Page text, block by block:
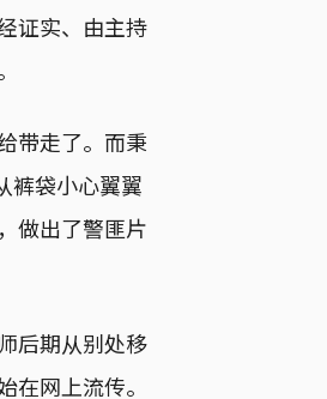
证实、由主持
带走了。而秉
裤袋小心翼翼
做出了警匪片
后期从别处移
网上流传。